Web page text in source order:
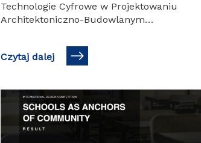
Technologie Cyfrowe w Projektowaniu
Architektoniczno-Budowlanym
https://bim.pk.edu.pl/zgloszenia/
Czytaj dalej